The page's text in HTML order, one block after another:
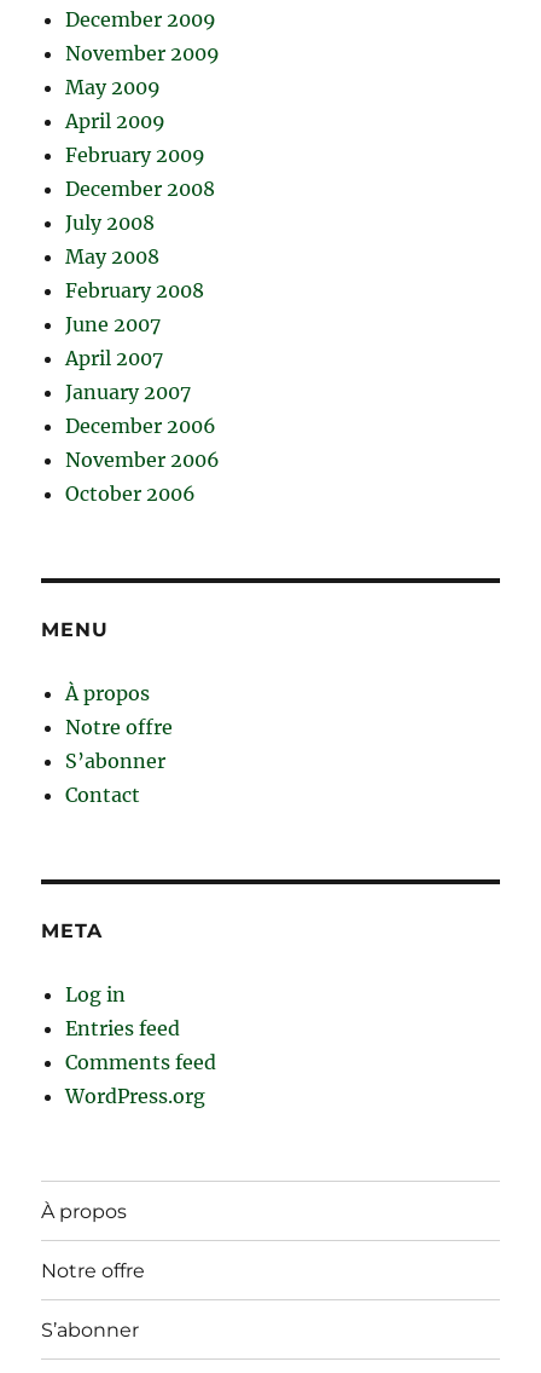
December 2009
November 2009
May 2009
April 2009
February 2009
December 2008
July 2008
May 2008
February 2008
June 2007
April 2007
January 2007
December 2006
November 2006
October 2006
MENU
À propos
Notre offre
S’abonner
Contact
META
Log in
Entries feed
Comments feed
WordPress.org
À propos
Notre offre
S’abonner